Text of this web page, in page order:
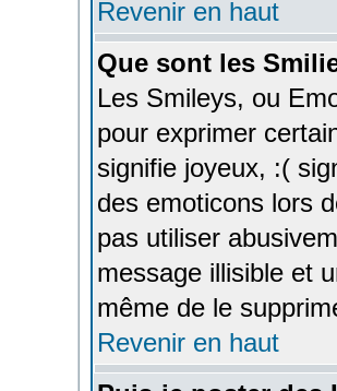
Revenir en haut
Que sont les
Les Smileys, ou
pour exprimer
signifie joyeux, :(
des emoticons lors
pas utiliser
message illisible et
même de le
Revenir en haut